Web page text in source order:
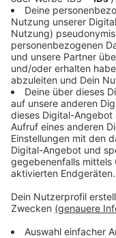
wollte er als
sah das
der Weg zur
selbst, sei er
Anzeige
Mann
Gericht
Anzeige